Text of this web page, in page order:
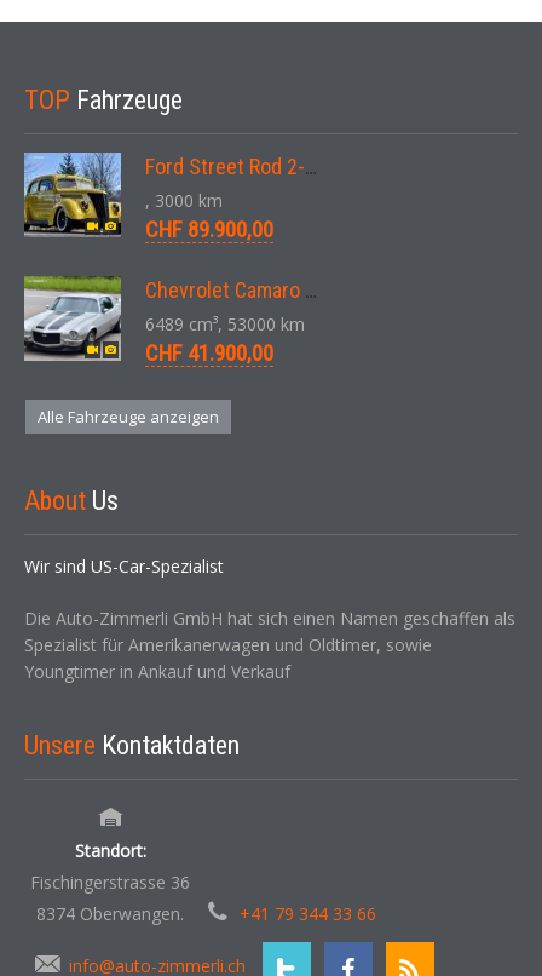
TOP Fahrzeuge
Ford Street Rod 2-Door V8 Aut. 1937
, 3000 km
CHF 89.900,00
Chevrolet Camaro SS 396 LS3 Coupe Aut. 1971
6489 cm³, 53000 km
CHF 41.900,00
Alle Fahrzeuge anzeigen
About Us
Wir sind US-Car-Spezialist
Die Auto-Zimmerli GmbH hat sich einen Namen geschaffen als
Spezialist für Amerikanerwagen und Oldtimer, sowie
Youngtimer in Ankauf und Verkauf
Unsere Kontaktdaten
Standort:
Fischingerstrasse 36
8374 Oberwangen.
+41 79 344 33 66
info@auto-zimmerli.ch